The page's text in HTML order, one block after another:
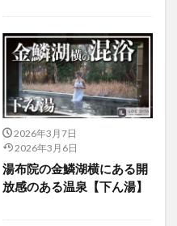
2026年3月7日
2026年3月6日
湯布院の金鱗湖横にある開
放感のある温泉【下ん湯】
府 古墳
古物
和菓子
和食
城島高原パーク
壁画
大分みなと祭り
大分ランチ
大分市
大分市美術館
大分空港
大分駅
大谷翔平選手